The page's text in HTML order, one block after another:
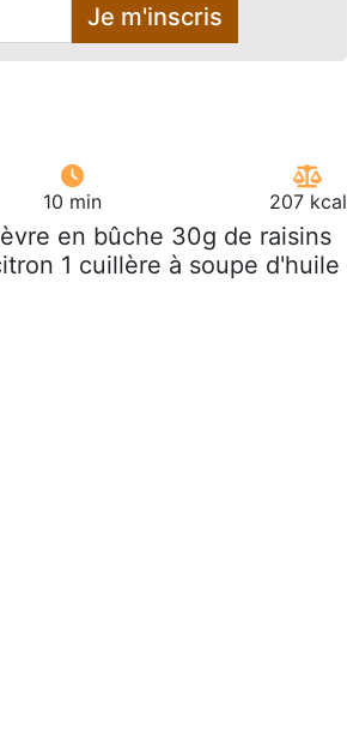
Je m'inscris
10 min 207 kcal
en bûche 30g de raisins
1 cuillère à soupe d'huile